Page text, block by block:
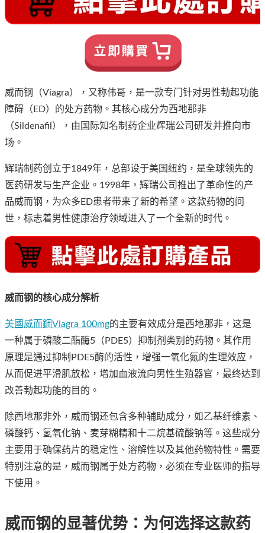
威而钢（Viagra），又称伟哥，是一款专门针对男性勃起功能
障碍（ED）的处方药物。其核心成分为西地那非
（Sildenafil），由国际知名制药企业辉瑞公司研发并推向市
场。
辉瑞制药创立于1849年，总部设于美国纽约，是全球领先的
医药研发与生产企业。1998年，辉瑞公司推出了革命性的产
品威而钢，为众多ED患者带来了新的希望。这款药物的问
世，标志着男性健康治疗领域进入了一个全新的时代。
威而钢的核心成分解析
美國威而鋼Viagra 100mg的主要有效成分是西地那非，这是
一种属于磷酸二酯酶5（PDE5）抑制剂类别的药物。其作用
原理是通过抑制PDE5酶的活性，增强一氧化氮的生理效应，
从而促进平滑肌放松，增加血液流向男性生殖器官，最终达到
改善勃起功能的目的。
除西地那非外，威而钢还包含多种辅助成分，如乙基纤维素、
磷酸钙、氢氧化钠、麦芽糊精和十二烷基硫酸钠等。这些成分
主要用于确保药片的稳定性、溶解性以及其他药物特性。需要
特别注意的是，威而钢属于处方药物，必须在专业医师的指导
下使用。
威而钢的显著优势：为何选择这款药